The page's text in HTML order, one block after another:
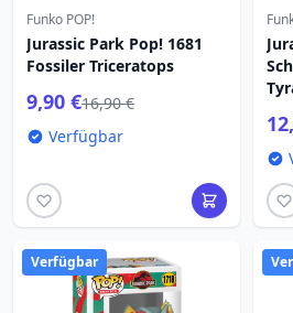
Funko POP!
Jurassic Park Pop! 1681
Fossiler Triceratops
9,90 €16,90 €
Verfügbar
Verfügbar